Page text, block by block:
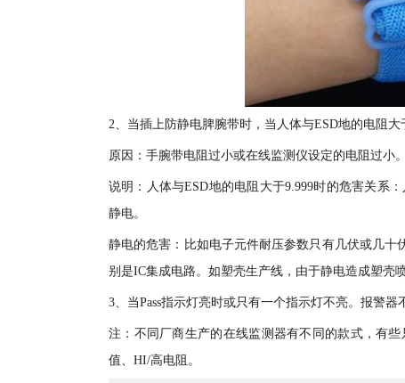
2、当插上防静电脾腕带时，当人体与ESD地的电阻大
原因：手腕带电阻过小或在线监测仪设定的电阻过小。
说明：人体与ESD地的电阻大于9.999时的危害关系
静电。
静电的危害：比如电子元件耐压参数只有几伏或几
别是IC集成电路。如塑壳生产线，由于静电造成塑壳
3、当Pass指示灯亮时或只有一个指示灯不亮。报警
注：不同厂商生产的在线监测器有不同的款式，有
值、HI/高电阻。